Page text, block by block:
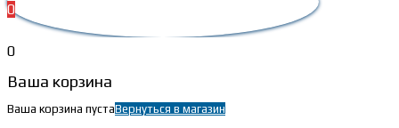
0
0
Ваша корзина
Ваша корзина пустаВернуться в магазин